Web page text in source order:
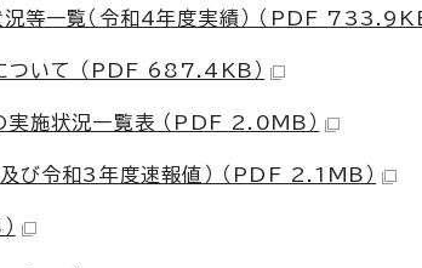
等一覧（令和4年度実績） （PDF
ついて （PDF 687.4KB）
実施状況一覧表 （PDF 2.0MB）
び令和3年度速報値） （PDF 2.1MB）